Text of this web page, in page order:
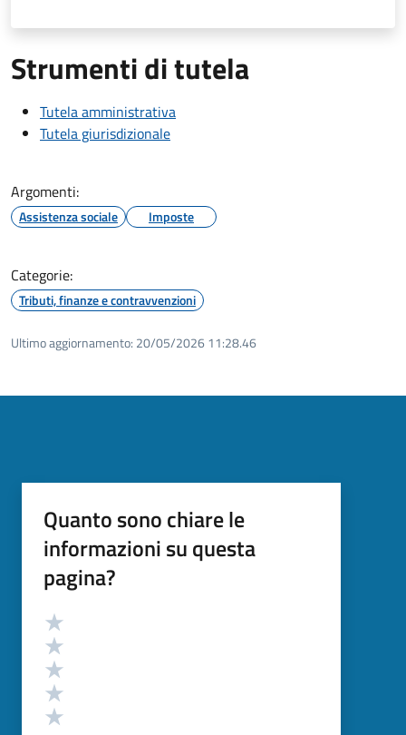
Strumenti di tutela
Tutela amministrativa
Tutela giurisdizionale
Argomenti:
Assistenza sociale Imposte
Categorie:
Tributi, finanze e contravvenzioni
Ultimo aggiornamento: 20/05/2026 11:28.46
Quanto sono chiare le
informazioni su questa
pagina?
Valutazione